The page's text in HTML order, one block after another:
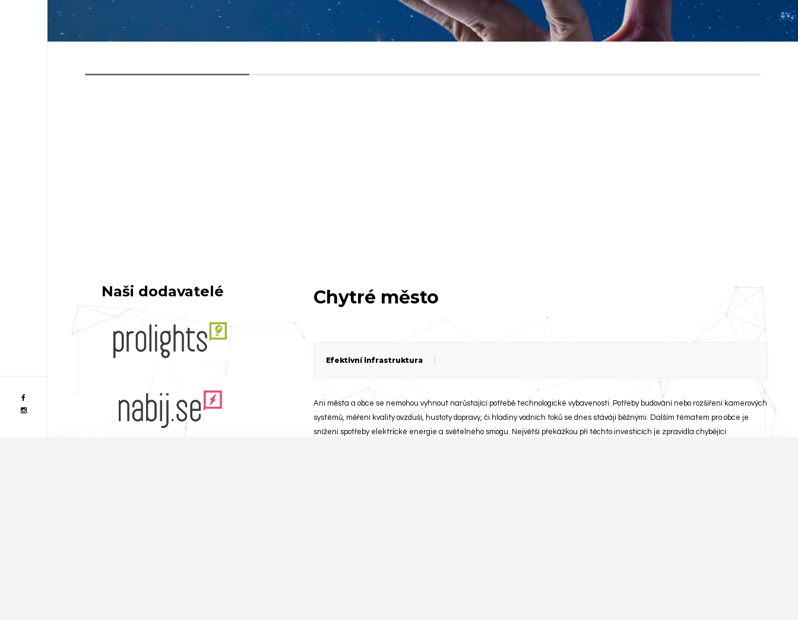
Naši dodavatelé Chytré město
Efektivní infrastruktura
Ani města a obce se nemohou vyhnout narůstající potřebě technologické vybavenosti. Potřeby budování nebo rozšíření kamerových
systémů, měření kvality ovzduší, hustoty dopravy, či hladiny vodních toků se dnes stávájí běžnými. Dalším tématem pro obce je
snížení spotřeby elektrické energie a světelného smogu. Největší překážkou při těchto investicích je zpravidla chybějící